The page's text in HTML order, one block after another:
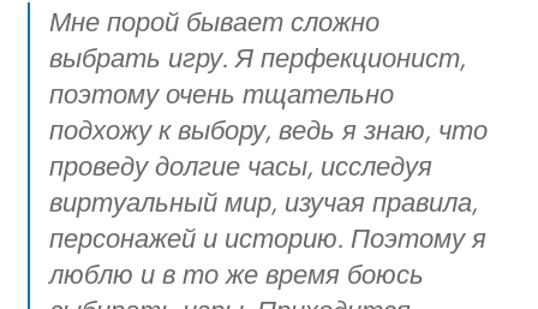
Мне порой бывает сложно
выбрать игру. Я перфекционист,
поэтому очень тщательно
подхожу к выбору, ведь я знаю, что
проведу долгие часы, исследуя
виртуальный мир, изучая правила,
персонажей и историю. Поэтому я
люблю и в то же время боюсь